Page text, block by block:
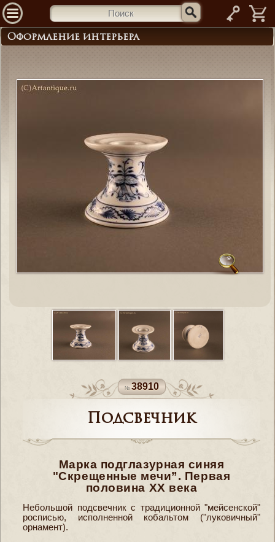
—
Оформление интерьера
38910
Подсвечник
Марка подглазурная синяя
"Скрещенные мечи”. Первая
половина ХХ века
Небольшой подсвечник с традиционной "мейсенской"
росписью, исполненной кобальтом ("луковичный"
орнамент).